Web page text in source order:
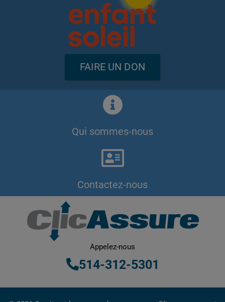
FAIRE UN DON
Qui sommes-nous
Contactez-nous
Appelez-nous
514-312-5301